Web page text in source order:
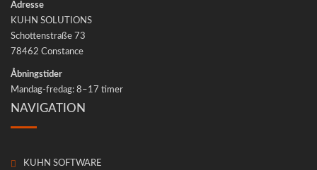
Adres­se
KUHN SOLUTIONS
Schot­ten­stra­ße 73
78462 Con­s­tance
Åbnings­ti­der
Man­dag-fre­d­ag: 8–17 timer
NAVIGATION
KUHN SOFTWARE